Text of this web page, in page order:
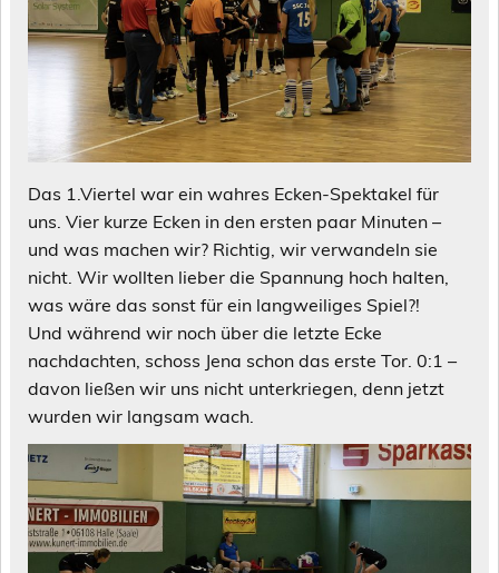
Das 1.Viertel war ein wahres Ecken-Spektakel für
uns. Vier kurze Ecken in den ersten paar Minuten –
und was machen wir? Richtig, wir verwandeln sie
nicht. Wir wollten lieber die Spannung hoch halten,
was wäre das sonst für ein langweiliges Spiel?!
Und während wir noch über die letzte Ecke
nachdachten, schoss Jena schon das erste Tor. 0:1 –
davon ließen wir uns nicht unterkriegen, denn jetzt
wurden wir langsam wach.